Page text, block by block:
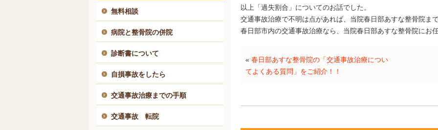
以上「過失割合」についてのお話でした。
交通事故治療で不明は点があれば、当院春日部あすな整骨院ま
春日部市内の交通事故治療なら、当院春日部あすな整骨院にお
« 春日部あすな整骨院の「交通事故治療につい
てよくある質問」をご紹介！！
無料相談
病院と整骨院の併院
診断書について
自損事故をしたら
交通事故治療までの手順
交通事故 転院